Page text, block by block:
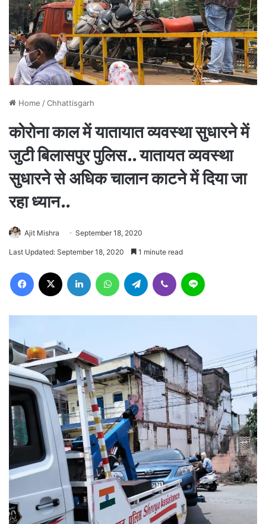
Home /Chhattisgarh
कोरोना काल में यातायात व्यवस्था सुधारने में
जुटी बिलासपुर पुलिस.. यातायत व्यवस्था
सुधारने से अधिक चालान काटने में दिया जा
रहा ध्यान..
Ajit Mishra September 18, 2020
Last Updated: September 18, 2020 1 minute read
Facebook LinkedIn WhatsAppTelegram Viber